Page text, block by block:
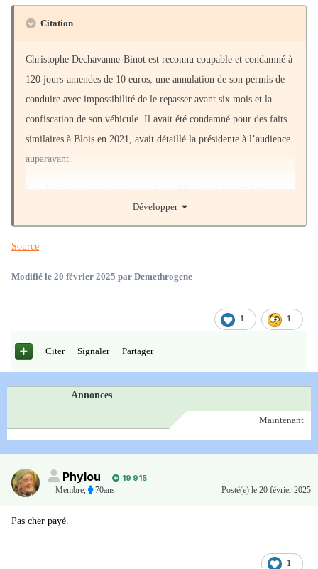
Citation
Christophe Dechavanne-Binot est reconnu coupable et condamné à
120 jours-amendes de 10 euros, une annulation de son permis de
conduire avec impossibilité de le repasser avant six mois et la
confiscation de son véhicule. Il avait été condamné pour des faits
similaires à Blois en 2021, avait détaillé la présidente à l’audience
auparavant.
Lise Wambergue, pour le ministère public, avait réclamé une
amende de 1 500 euros sous forme de jours-amendes, ainsi que des
stages de sensibilisation et l’annulation de son permis de conduire
avec interdiction de le repasser pendant huit mois. Elle avait
Développer
Source
Modifié le 20 février 2025 par Demethrogene
1 1
Citer Signaler Partager
Annonces
Maintenant
Phylou
19 915
Membre
70ans Posté(e) le 20 février 2025
Pas cher payé.
1